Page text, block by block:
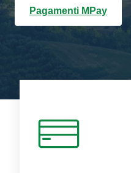
Pagamenti MPay